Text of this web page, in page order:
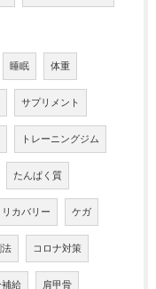
睡眠 体重
サプリメント
トレーニングジム
たんぱく質
リカバリー ケガ
法 コロナ対策
給 肩甲骨